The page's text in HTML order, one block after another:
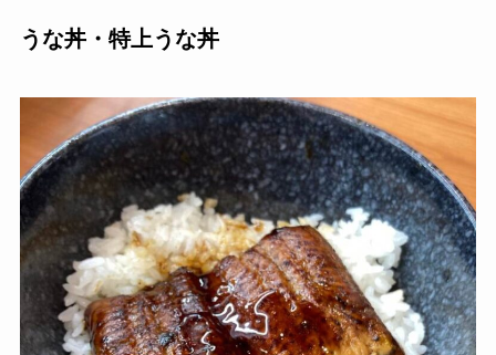
うな丼・特上うな丼